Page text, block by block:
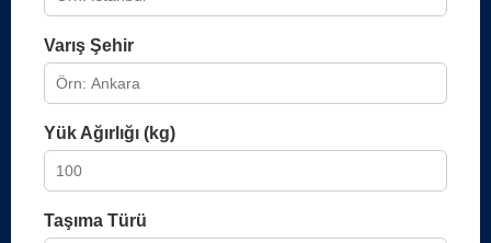
Varış Şehir
Yük Ağırlığı (kg)
Taşıma Türü